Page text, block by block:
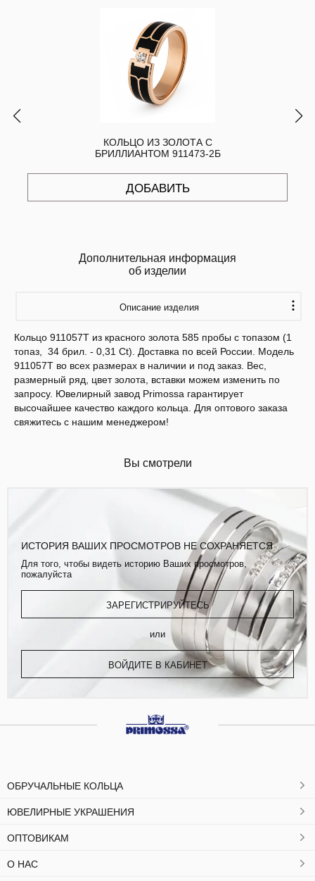
КОЛЬЦО ИЗ ЗОЛОТА С
БРИЛЛИАНТОМ 911473-2Б
ДОБАВИТЬ
Дополнительная информация
об изделии
Описание изделия
Кольцо 911057Т из красного золота 585 пробы с топазом (1
топаз, 34 брил. - 0,31 Ct). Доставка по всей России. Модель
911057Т во всех размерах в наличии и под заказ. Вес,
размерный ряд, цвет золота, вставки можем изменить по
запросу. Ювелирный завод Primossa гарантирует
высочайшее качество каждого кольца. Для оптового заказа
свяжитесь с нашим менеджером!
Вы смотрели
ИСТОРИЯ ВАШИХ ПРОСМОТРОВ НЕ СОХРАНЯЕТСЯ
Для того, чтобы видеть историю Ваших просмотров,
пожалуйста
ЗАРЕГИСТРИРУЙТЕСЬ
или
ВОЙДИТЕ В КАБИНЕТ
ОБРУЧАЛЬНЫЕ КОЛЬЦА
ЮВЕЛИРНЫЕ УКРАШЕНИЯ
ОПТОВИКАМ
О НАС